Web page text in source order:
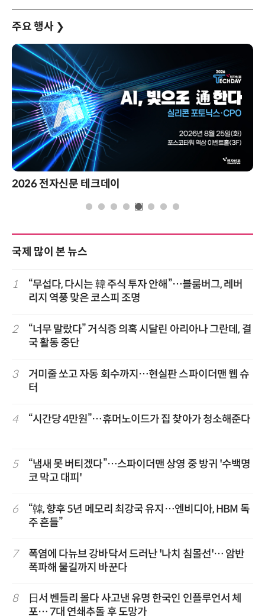
주요 행사 ❯
2026 전자신문 테크데이
국제 많이 본 뉴스
1
“무섭다, 다시는 韓 주식 투자 안해”…블룸버그, 레버
리지 역풍 맞은 코스피 조명
2
“너무 말랐다” 거식증 의혹 시달린 아리아나 그란데, 결
국 활동 중단
3
거미줄 쏘고 자동 회수까지…현실판 스파이더맨 웹 슈
터
4 “시간당 4만원”…휴머노이드가 집 찾아가 청소해준다
5
“냄새 못 버티겠다”…스파이더맨 상영 중 방귀 '수백명
코 막고 대피'
6
“韓, 향후 5년 메모리 최강국 유지…엔비디아, HBM 독
주 흔들”
7
폭염에 다뉴브 강바닥서 드러난 '나치 침몰선'… 암반
폭파해 물길까지 바꾼다
8
日서 벤틀리 몰다 사고낸 유명 한국인 인플루언서 체
포… 7대 연쇄추돌 후 도망가